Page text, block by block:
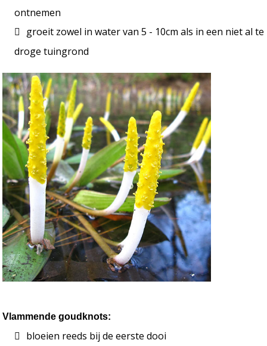
ontnemen
groeit zowel in water van 5 - 10cm als in een niet al te
droge tuingrond
Vlammende goudknots:
bloeien reeds bij de eerste dooi